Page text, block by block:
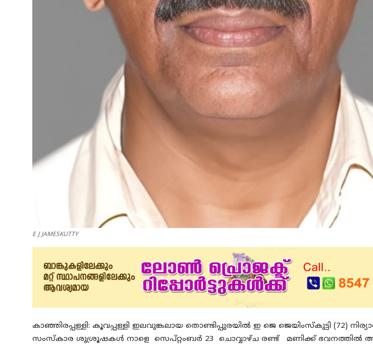
E J JAMESKUTTY
കാഞ്ഞിരപ്പള്ളി: കൂവപ്പള്ളി ഇലവുങ്കലായ തൊണ്ടിപ്പുരയിൽ ഇ ജെ ജെയിംസ്കുട്ടി (72)
സംസ്കാര ശുശ്രൂഷകൾ നാളെ സെപ്റ്റംബർ 23 ചൊവ്വാഴ്ച രണ്ട് മണിക്ക് ഭവനത്തിൽ